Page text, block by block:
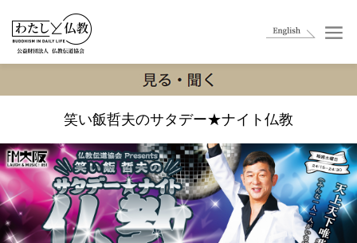
笑い飯哲夫のサタデー★ナイト仏教